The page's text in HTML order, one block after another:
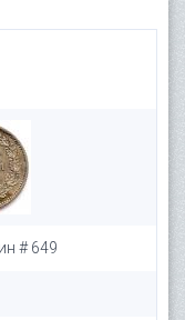
# 649